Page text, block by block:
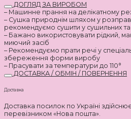
ДОГЛЯД ЗА ВИРОБОМ
– Машинне прання на делікатному
– Сушка природнім шляхом у
рекомендуємо сушити у сушильних
– Бажано використовувати рідкий,
миючий засіб
– Рекомендуємо прати речі у
збереження форми виробу
– Прасувати за температури до 110°
ДОСТАВКА / ОБМІН / ПОВЕРНЕННЯ
Доставка
Доставка посилок по Україні
перевізником «Нова пошта».